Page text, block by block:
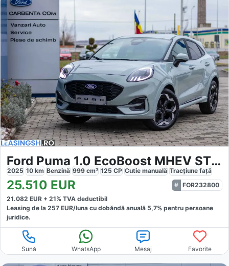
Ford Puma 1.0 EcoBoost MHEV ST Line
2025 10 km Benzină 999 cm³ 125 CP Cutie manuală Tracțiune față
25.510 EUR
FOR232800
21.082 EUR + 21% TVA deductibil
Leasing de la 257 EUR/luna cu dobăndă anuală 5,7% pentru persoane
juridice.
Sună WhatsApp Mesaj Favorite